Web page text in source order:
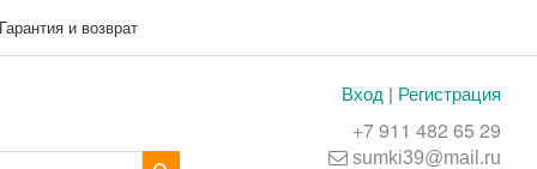
Гарантия и возврат
Вход | Регистрация
+7 911 482 65 29
sumki39@mail.ru